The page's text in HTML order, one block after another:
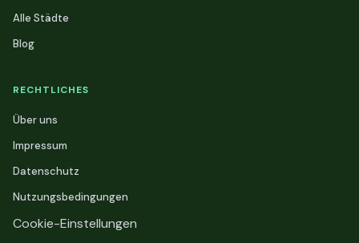
Alle Städte
Blog
RECHTLICHES
Über uns
Impressum
Datenschutz
Nutzungsbedingungen
Cookie-Einstellungen